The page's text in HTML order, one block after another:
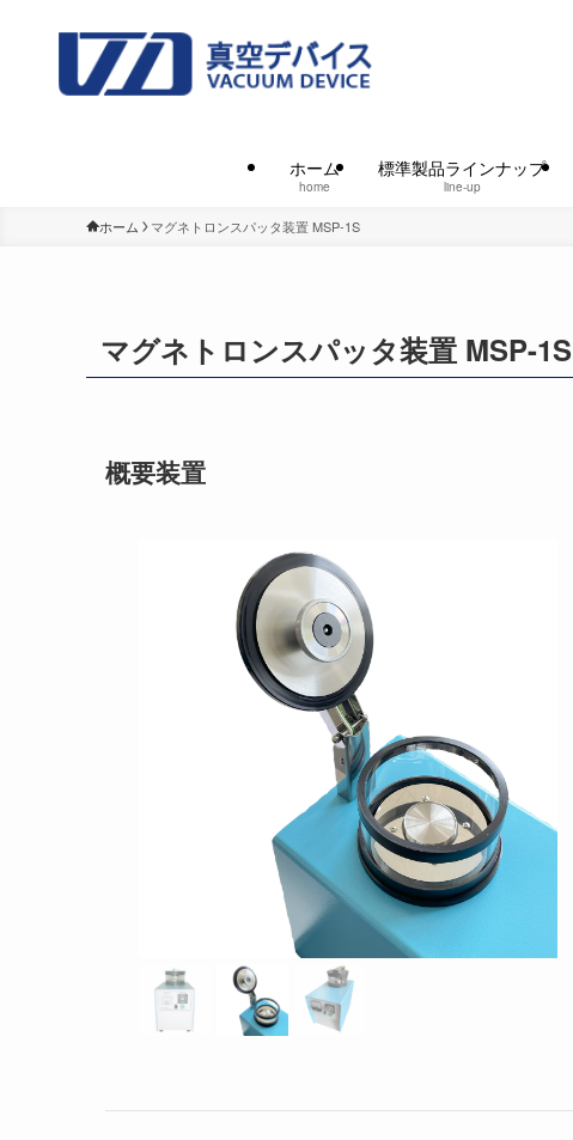
ホーム
home
標準製品ラインナップ
line-up
ホーム マグネトロンスパッタ装置 MSP-1S
マグネトロンスパッタ装置 MSP-1S
概要装置